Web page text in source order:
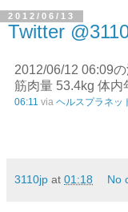
2012/06/13
Twitter
2012/06/12 06:09
筋肉量 53.4kg 体内
06:11 via ヘルスプラネッ
3110jp at 01:18 No